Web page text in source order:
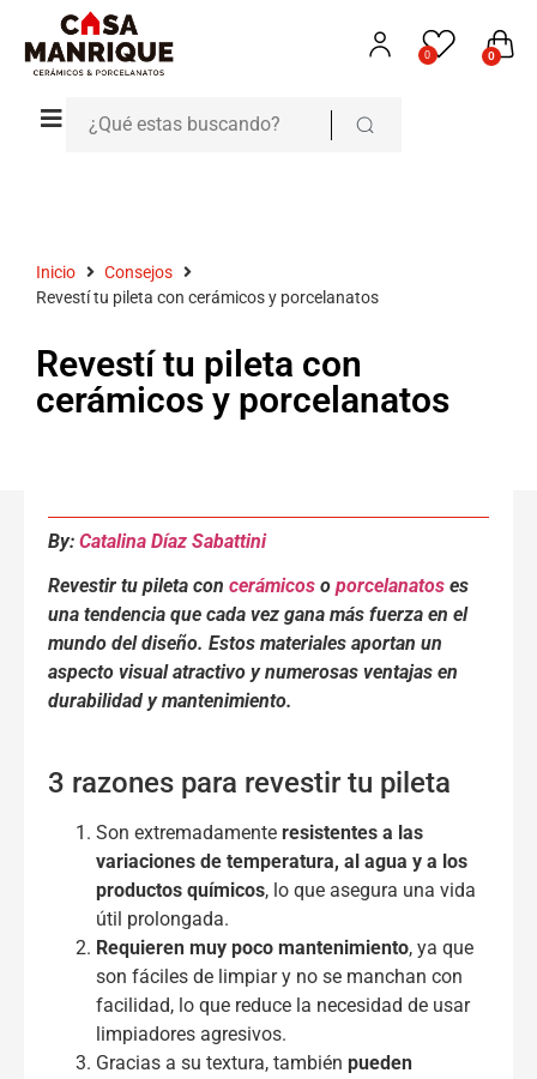
0 0
Inicio
Consejos
Revestí tu pileta con cerámicos y porcelanatos
Revestí tu pileta con
cerámicos y porcelanatos
By: Catalina Díaz Sabattini
Revestir tu pileta con cerámicos o porcelanatos es
una tendencia que cada vez gana más fuerza en el
mundo del diseño. Estos materiales aportan un
aspecto visual atractivo y numerosas ventajas en
durabilidad y mantenimiento.
3 razones para revestir tu pileta
Son extremadamente resistentes a las
variaciones de temperatura, al agua y a los
productos químicos, lo que asegura una vida
útil prolongada.
Requieren muy poco mantenimiento, ya que
son fáciles de limpiar y no se manchan con
facilidad, lo que reduce la necesidad de usar
limpiadores agresivos.
Gracias a su textura, también pueden